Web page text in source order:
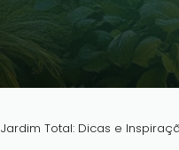
Jardim Total: Dicas e